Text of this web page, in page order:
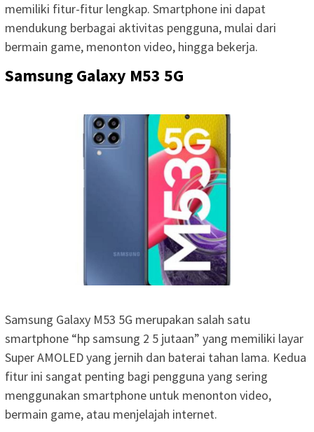
memiliki fitur-fitur lengkap. Smartphone ini dapat
mendukung berbagai aktivitas pengguna, mulai dari
bermain game, menonton video, hingga bekerja.
Samsung Galaxy M53 5G
Samsung Galaxy M53 5G merupakan salah satu
smartphone “hp samsung 2 5 jutaan” yang memiliki layar
Super AMOLED yang jernih dan baterai tahan lama. Kedua
fitur ini sangat penting bagi pengguna yang sering
menggunakan smartphone untuk menonton video,
bermain game, atau menjelajah internet.